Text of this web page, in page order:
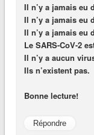
Il n’y a jamais eu
Il n’y a jamais eu
Il n’y a jamais eu
Le SARS-CoV-2
Il n’y a aucun
Ils n’existent pas.
Bonne lecture!
Répondre